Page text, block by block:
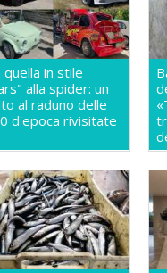
quella in stile
alla spider: un
al raduno delle
d'epoca rivisitate